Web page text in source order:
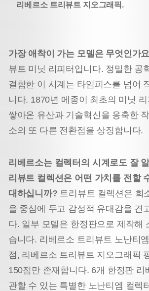
리베르소 트리뷰트 지오그래픽.
가장 애착이 가는 모델은 무엇인가
뷰트 미닛 리피터입니다. 정밀한 공
결합한 이 시계는 타임피스를 넘어
니다. 1870년 메종이 최초의 미닛
쌓아온 유산과 기술혁신을 응축한
소의 또 다른 전환점을 상징합니다.
리베르소는 컬렉터의 시계로도 잘
리뷰트 컬렉션은 어떤 가치를 전할
대하십니까? 트리뷰트 컬렉션은 희
을 중심에 두고 감성적 유대감을 견
다. 일부 모델은 한정판으로 제작해
습니다. 리베르소 트리뷰트 노난티
점, 리베르소 트리뷰트 지오그래픽
150점만 존재합니다. 6개 한정판 리
관할 수 있는 특별한 노난티엠 컬렉